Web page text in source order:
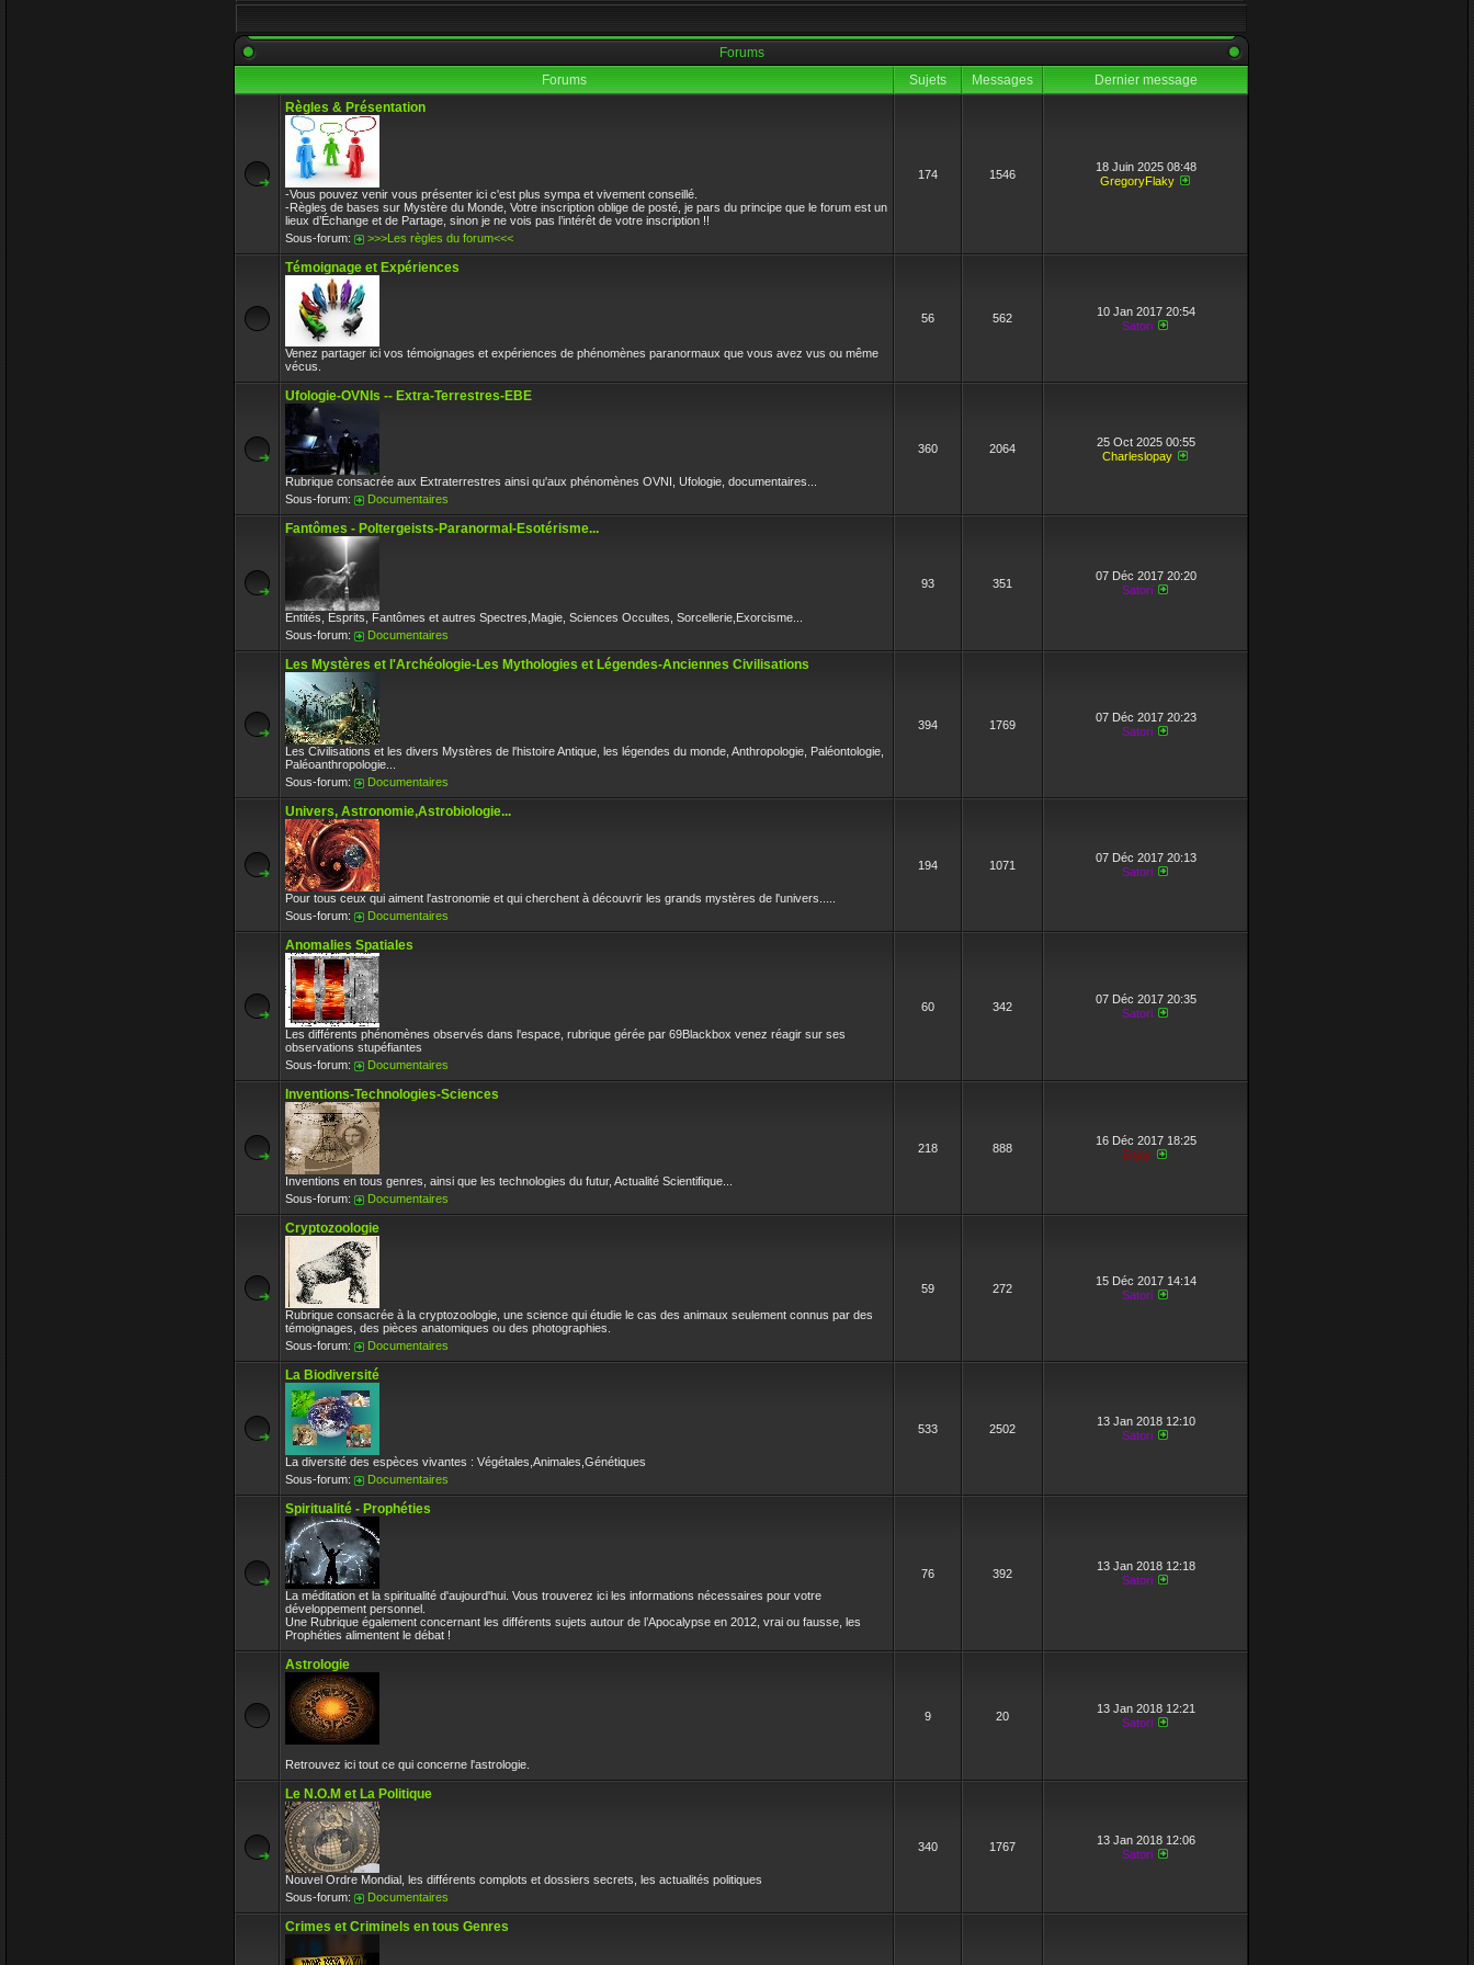
31 Déc 2017 10:32
l-iap-t3413.html
Bon voyage frerot
Enjoy
30 Déc 2017 16:32
Circle avait toujours le bon avis sur les sciences et l'oeil vif il respectait l'environement et ne supportait pas la connerie humaine.
Enjoy
30 Déc 2017 16:32
Forums
Forums
Sujets Messages
Dernier message
Règles & Présentation
-Vous pouvez venir vous présenter ici c'est plus sympa et vivement conseillé.
-Règles de bases sur Mystère du Monde, Votre inscription oblige de posté, je pars du principe que le forum est un
lieux d’Échange et de Partage, sinon je ne vois pas l’intérêt de votre inscription !!
Sous-forum:
>>>Les règles du forum<<<
174 1546
18 Juin 2025 08:48
GregoryFlaky
Témoignage et Expériences
Venez partager ici vos témoignages et expériences de phénomènes paranormaux que vous avez vus ou même
vécus.
56 562
10 Jan 2017 20:54
Satori
Ufologie-OVNIs -- Extra-Terrestres-EBE
Rubrique consacrée aux Extraterrestres ainsi qu'aux phénomènes OVNI, Ufologie, documentaires...
Sous-forum:
Documentaires
360 2064
25 Oct 2025 00:55
Charleslopay
Fantômes - Poltergeists-Paranormal-Esotérisme...
Entités, Esprits, Fantômes et autres Spectres,Magie, Sciences Occultes, Sorcellerie,Exorcisme...
Sous-forum:
Documentaires
93 351
07 Déc 2017 20:20
Satori
Les Mystères et l'Archéologie-Les Mythologies et Légendes-Anciennes Civilisations
Les Civilisations et les divers Mystères de l'histoire Antique, les légendes du monde, Anthropologie, Paléontologie,
Paléoanthropologie...
Sous-forum:
Documentaires
394 1769
07 Déc 2017 20:23
Satori
Univers, Astronomie,Astrobiologie...
Pour tous ceux qui aiment l'astronomie et qui cherchent à découvrir les grands mystères de l'univers.....
Sous-forum:
Documentaires
194 1071
07 Déc 2017 20:13
Satori
Anomalies Spatiales
Les différents phénomènes observés dans l'espace, rubrique gérée par 69Blackbox venez réagir sur ses
observations stupéfiantes
Sous-forum:
Documentaires
60 342
07 Déc 2017 20:35
Satori
Inventions-Technologies-Sciences
Inventions en tous genres, ainsi que les technologies du futur, Actualité Scientifique...
Sous-forum:
Documentaires
218 888
16 Déc 2017 18:25
Enjoy
Cryptozoologie
Rubrique consacrée à la cryptozoologie, une science qui étudie le cas des animaux seulement connus par des
témoignages, des pièces anatomiques ou des photographies.
Sous-forum:
Documentaires
59 272
15 Déc 2017 14:14
Satori
La Biodiversité
La diversité des espèces vivantes : Végétales,Animales,Génétiques
Sous-forum:
Documentaires
533 2502
13 Jan 2018 12:10
Satori
Spiritualité - Prophéties
La méditation et la spiritualité d'aujourd'hui. Vous trouverez ici les informations nécessaires pour votre
développement personnel.
Une Rubrique également concernant les différents sujets autour de l’Apocalypse en 2012, vrai ou fausse, les
Prophéties alimentent le débat !
76 392
13 Jan 2018 12:18
Satori
Astrologie
Retrouvez ici tout ce qui concerne l'astrologie.
9 20
13 Jan 2018 12:21
Satori
Le N.O.M et La Politique
Nouvel Ordre Mondial, les différents complots et dossiers secrets, les actualités politiques
Sous-forum:
Documentaires
340 1767
13 Jan 2018 12:06
Satori
Crimes et Criminels en tous Genres